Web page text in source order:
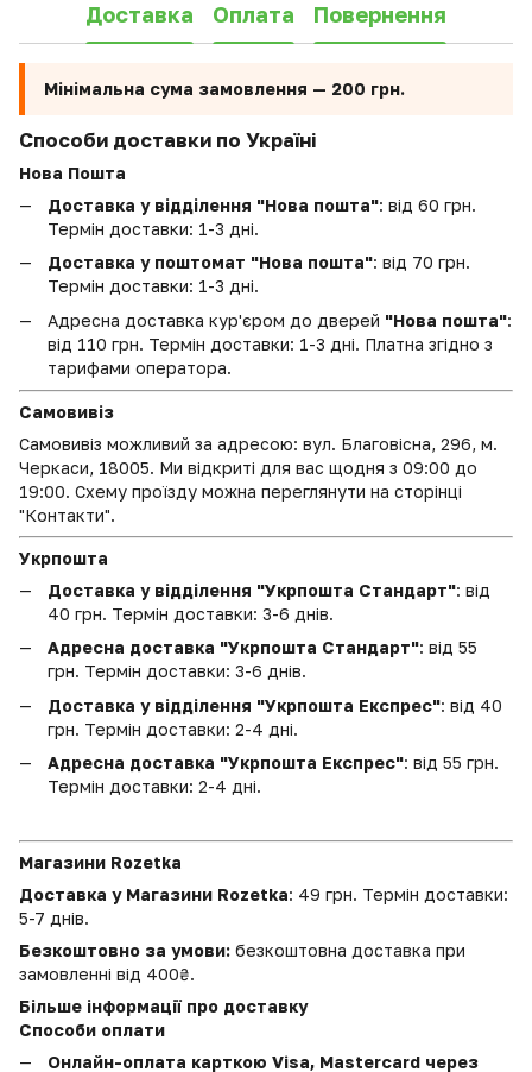
Доставка Оплата Повернення
Мінімальна сума замовлення — 200 грн.
Способи доставки по Україні
Нова Пошта
Доставка у відділення "Нова пошта": від 60 грн.
Термін доставки: 1-3 дні.
Доставка у поштомат "Нова пошта": від 70 грн.
Термін доставки: 1-3 дні.
Адресна доставка кур'єром до дверей "Нова пошта":
від 110 грн. Термін доставки: 1-3 дні. Платна згідно з
тарифами оператора.
Самовивіз
Самовивіз можливий за адресою: вул. Благовісна, 296, м.
Черкаси, 18005. Ми відкриті для вас щодня з 09:00 до
19:00. Схему проїзду можна переглянути на сторінці
"Контакти".
Укрпошта
Доставка у відділення "Укрпошта Стандарт": від
40 грн. Термін доставки: 3-6 днів.
Адресна доставка "Укрпошта Стандарт": від 55
грн. Термін доставки: 3-6 днів.
Доставка у відділення "Укрпошта Експрес": від 40
грн. Термін доставки: 2-4 дні.
Адресна доставка "Укрпошта Експрес": від 55 грн.
Термін доставки: 2-4 дні.
Магазини Rozetka
Доставка у Магазини Rozetka: 49 грн. Термін доставки:
5-7 днів.
Безкоштовно за умови: безкоштовна доставка при
замовленні від 400₴.
Більше інформації про доставку
Способи оплати
Онлайн-оплата карткою Visa, Mastercard через